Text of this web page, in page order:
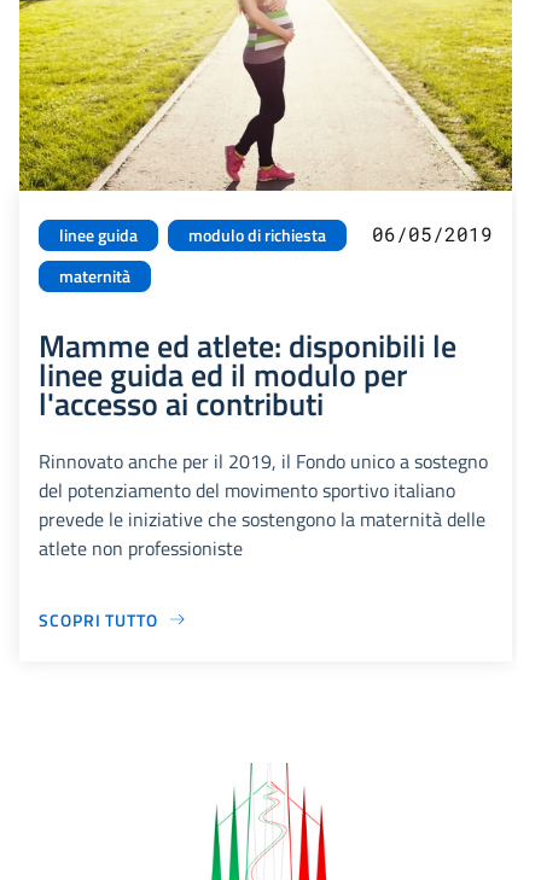
linee guida
modulo di richiesta
maternità
06/05/2019
Mamme ed atlete: disponibili le
linee guida ed il modulo per
l'accesso ai contributi
Rinnovato anche per il 2019, il Fondo unico a sostegno
del potenziamento del movimento sportivo italiano
prevede le iniziative che sostengono la maternità delle
atlete non professioniste
SCOPRI TUTTO